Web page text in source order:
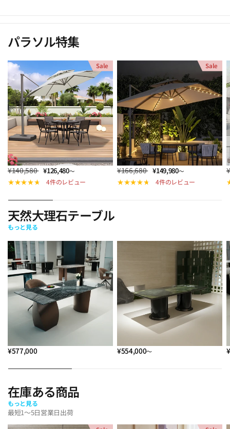
パラソル特集
Sale
¥140,580 ¥126,480～
4件のレビュー
Sale
¥166,680 ¥149,980～
4件のレビュー
天然大理石テーブル
もっと見る
¥577,000 ¥554,000～
在庫ある商品
もっと見る
最短1～5日営業日出荷